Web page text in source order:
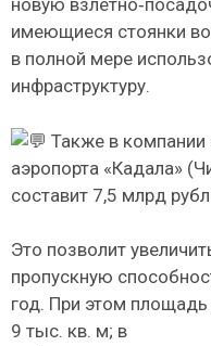
новую
имеющиеся стоянки
в полной мере
инфраструктуру.
Также в компании
аэропорта «Кадала»
составит 7,5 млрд
Это позволит
пропускную
год. При этом площадь
9 тыс. кв. м; в